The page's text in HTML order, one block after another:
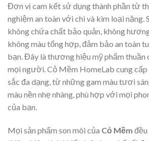
Đơn vị cam kết sử dụng thành phần từ
nghiệm an toàn với chì và kim loại nặng.
không chứa chất bảo quản, không
không màu tổng hợp, đảm bảo an toàn
bạn. Đây là thương hiệu mỹ phẩm thuần
mọi người. Cỏ Mềm HomeLab cung
sắc đa dạng, từ những gam màu tươi
màu nền nhẹ nhàng, phù hợp với mọi
của bạn.
Mọi sản phẩm son môi của Cỏ Mềm